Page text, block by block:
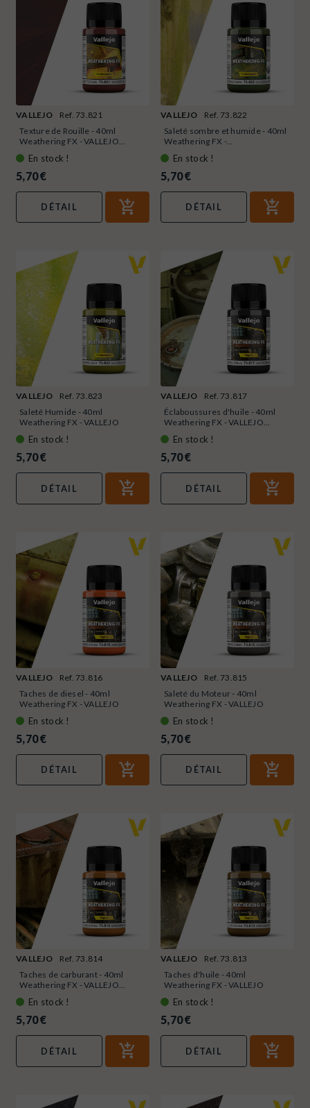
VALLEJO
Ref. 73.821
Texture de Rouille - 40ml
Weathering FX - VALLEJO...
En stock !
5,70 €
DÉTAIL
VALLEJO
Ref. 73.822
Saleté sombre et humide - 40ml
Weathering FX -...
En stock !
5,70 €
DÉTAIL
VALLEJO
Ref. 73.823
Saleté Humide - 40ml
Weathering FX - VALLEJO
73.823
En stock !
5,70 €
DÉTAIL
VALLEJO
Ref. 73.817
Éclaboussures d'huile - 40ml
Weathering FX - VALLEJO...
En stock !
5,70 €
DÉTAIL
VALLEJO
Ref. 73.816
Taches de diesel - 40ml
Weathering FX - VALLEJO
En stock !
5,70 €
DÉTAIL
VALLEJO
Ref. 73.815
Saleté du Moteur - 40ml
Weathering FX - VALLEJO
En stock !
5,70 €
DÉTAIL
VALLEJO
Ref. 73.814
Taches de carburant - 40ml
Weathering FX - VALLEJO...
En stock !
5,70 €
DÉTAIL
VALLEJO
Ref. 73.813
Taches d'huile - 40ml
Weathering FX - VALLEJO
73.813
En stock !
5,70 €
DÉTAIL